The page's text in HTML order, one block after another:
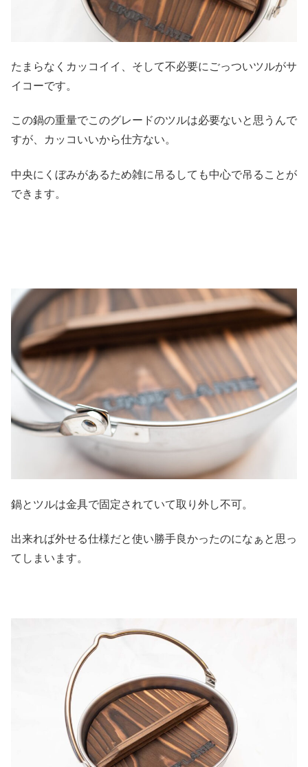
たまらなくカッコイイ、そして不必要にごっついツルがサ
イコーです。
この鍋の重量でこのグレードのツルは必要ないと思うんで
すが、カッコいいから仕方ない。
中央にくぼみがあるため雑に吊るしても中心で吊ることが
できます。
鍋とツルは金具で固定されていて取り外し不可。
出来れば外せる仕様だと使い勝手良かったのになぁと思っ
てしまいます。